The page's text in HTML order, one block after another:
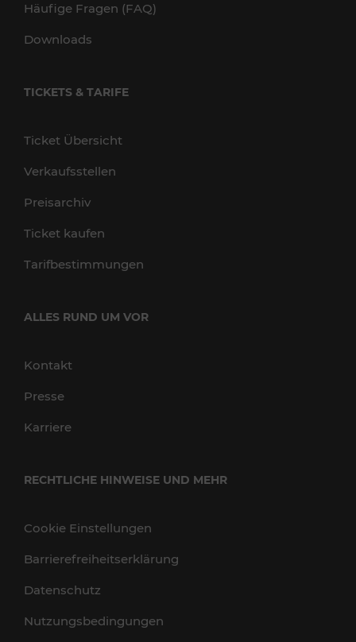
Häufige Fragen (FAQ)
Downloads
TICKETS & TARIFE
Ticket Übersicht
Verkaufsstellen
Preisarchiv
Ticket kaufen
Tarifbestimmungen
ALLES RUND UM VOR
Kontakt
Presse
Karriere
RECHTLICHE HINWEISE UND MEHR
Cookie Einstellungen
Barrierefreiheitserklärung
Datenschutz
Nutzungsbedingungen